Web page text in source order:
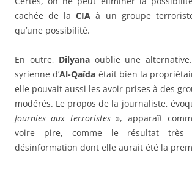
cachée de laCIA à un groupe
qu’une possibilité.
En outre, Dilyana oublie une
syrienne d’Al-Qaïda était bien la
elle pouvait aussi les avoir prises à des
modérés. Le propos de la journaliste,
fournies aux terroristes», apparaît
voire pire, comme le résultat très
désinformation dont elle aurait été la